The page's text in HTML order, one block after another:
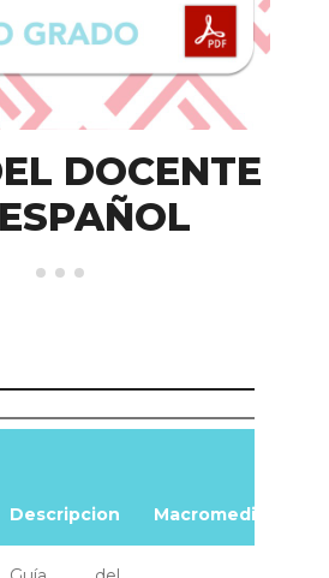
DOCENTE
Descripcion Macromedia